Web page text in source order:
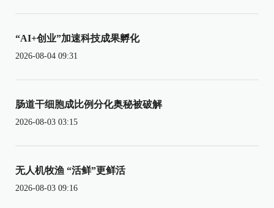
“AI+创业”加速科技成果孵化
2026-08-04 09:31
肠道干细胞成比例分化奥秘被破解
2026-08-03 03:15
无人机牧渔 “活鲜”更鲜活
2026-08-03 09:16